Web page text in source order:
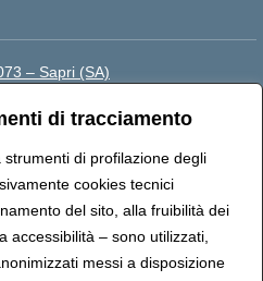
di tracciamento
di profilazione degli
cookies tecnici
del sito, alla fruibilità dei
accessibilità – sono utilizzati,
messi a disposizione
– Sapri (SA)
saic878008@pec.istruzione.it
(IPA):